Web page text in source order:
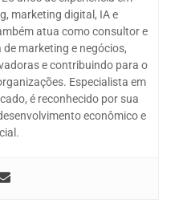
marketing digital, IA e
atua como consultor e
marketing e negócios,
e contribuindo para o
Especialista em
é reconhecido por sua
econômico e